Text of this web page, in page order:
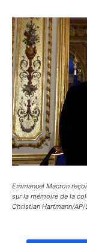
Emmanuel Macron
sur la mémoire de la
Christian Hartmann/AP/